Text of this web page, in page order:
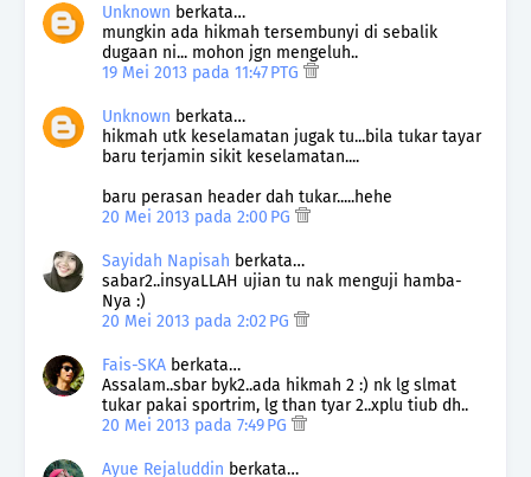
Unknown berkata…
mungkin ada hikmah tersembunyi di sebalik
dugaan ni... mohon jgn mengeluh..
19 Mei 2013 pada 11:47 PTG
Unknown berkata…
hikmah utk keselamatan jugak tu...bila tukar tayar
baru terjamin sikit keselamatan....
baru perasan header dah tukar.....hehe
20 Mei 2013 pada 2:00 PG
Sayidah Napisah berkata…
sabar2..insyaLLAH ujian tu nak menguji hamba-
Nya :)
20 Mei 2013 pada 2:02 PG
Fais-SKA berkata…
Assalam..sbar byk2..ada hikmah 2 :) nk lg slmat
tukar pakai sportrim, lg than tyar 2..xplu tiub dh..
20 Mei 2013 pada 7:49 PG
Ayue Rejaluddin berkata…